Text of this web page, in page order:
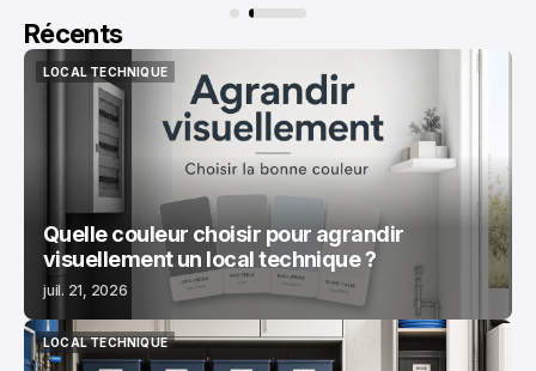
Récents
LOCAL TECHNIQUE
LOCAL TECHNIQUE
Quelle couleur choisir pour agrandir
visuellement un local technique ?
juil. 21, 2026
LOCAL TECHNIQUE
LOCAL TECHNIQUE